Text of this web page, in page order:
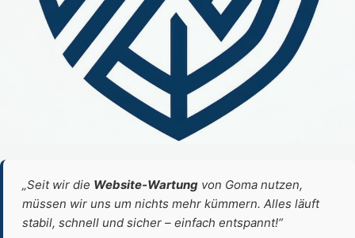
„Seit wir die Website‑Wartung von Goma nutzen,
müssen wir uns um nichts mehr kümmern. Alles läuft
stabil, schnell und sicher – einfach entspannt!“